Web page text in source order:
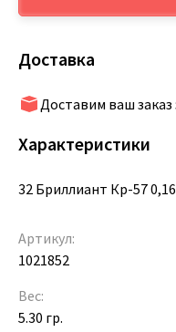
Доставка
Доставим ваш заказ
Характеристики
32 Бриллиант Кр-57
Артикул:
1021852
Вес:
5.30 гр.